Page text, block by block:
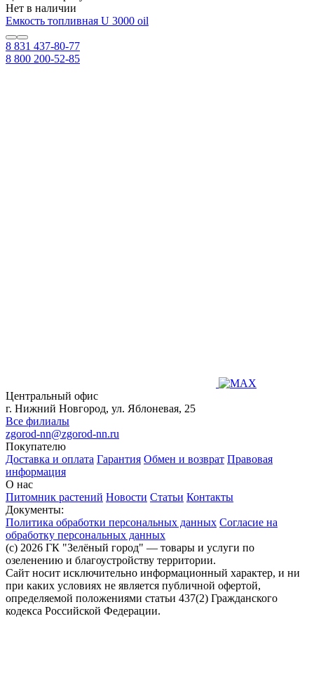
Нет в наличии
Емкость топливная U 3000 oil
8 831 437-80-77
8 800 200-52-85
Центральный офис
г. Нижний Новгород, ул. Яблоневая, 25
Все филиалы
zgorod-nn@zgorod-nn.ru
Покупателю
Доставка и оплата Гарантия Обмен и возврат Правовая
информация
О нас
Питомник растений Новости Статьи Контакты
Документы:
Политика обработки персональных данных Согласие на
обработку персональных данных
(c) 2026 ГК "Зелёный город" — товары и услуги по
озеленению и благоустройству территории.
Сайт носит исключительно информационный характер, и ни
при каких условиях не является публичной офертой,
определяемой положениями статьи 437(2) Гражданского
кодекса Российской Федерации.